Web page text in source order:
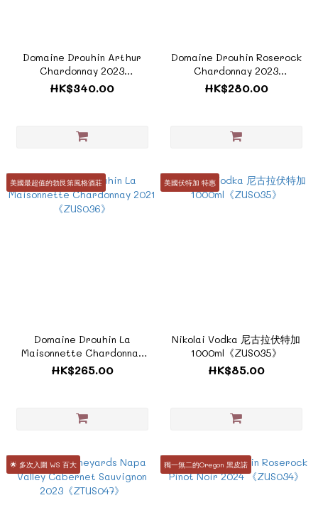
Domaine Drouhin Arthur
Chardonnay 2023
《ZUS038》
HK$340.00
Domaine Drouhin Roserock
Chardonnay 2023
《ZUS037》
HK$280.00
美國最超值的勃艮第風格酒莊
Domaine Drouhin La
Maisonnette Chardonnay
2021 《ZUS036》
HK$265.00
美國伏特加 特惠
Nikolai Vodka 尼古拉伏特加
1000ml《ZUS035》
HK$85.00
🌟 多次入圍 WS 百大 獨一無二的Oregon 黑皮諾